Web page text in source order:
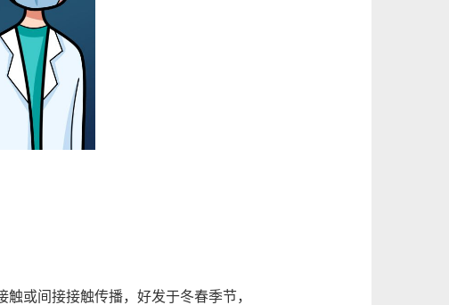
或间接接触传播，好发于冬春季节，